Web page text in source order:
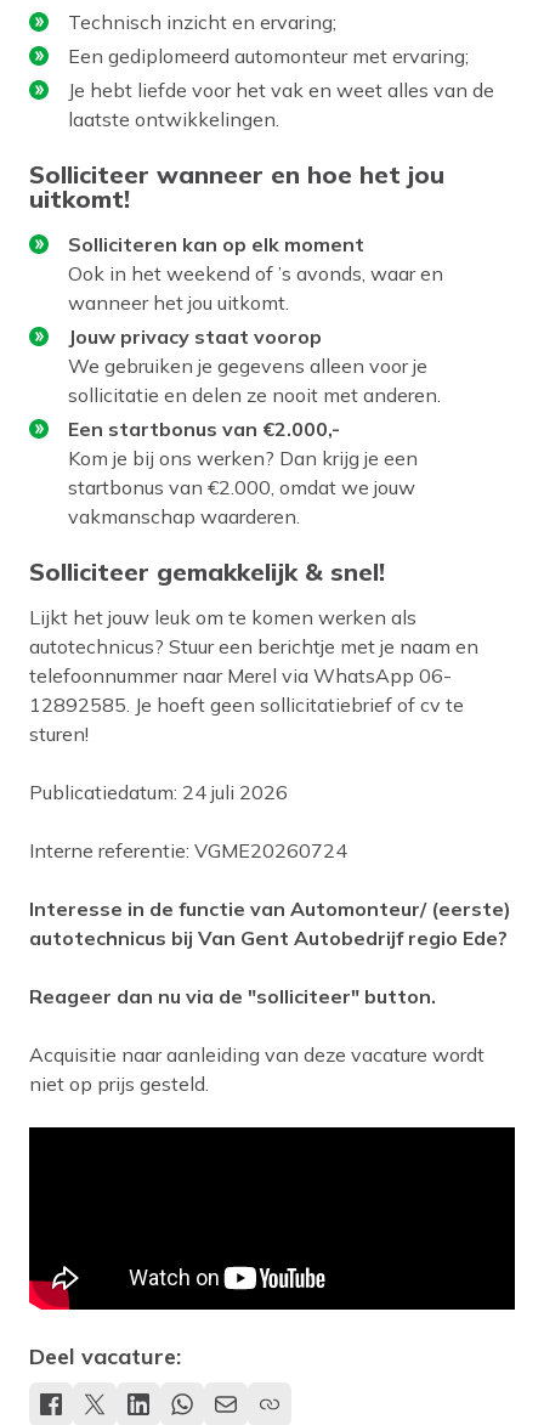
Technisch inzicht en ervaring;
Een gediplomeerd automonteur met ervaring;
Je hebt liefde voor het vak en weet alles van de
laatste ontwikkelingen.
Solliciteer wanneer en hoe het jou
uitkomt!
Solliciteren kan op elk moment
Ook in het weekend of ’s avonds, waar en
wanneer het jou uitkomt.
Jouw privacy staat voorop
We gebruiken je gegevens alleen voor je
sollicitatie en delen ze nooit met anderen.
Een startbonus van €2.000,-
Kom je bij ons werken? Dan krijg je een
startbonus van €2.000, omdat we jouw
vakmanschap waarderen.
Solliciteer gemakkelijk & snel!
Lijkt het jouw leuk om te komen werken als
autotechnicus? Stuur een berichtje met je naam en
telefoonnummer naar Merel via WhatsApp 06-
12892585. Je hoeft geen sollicitatiebrief of cv te
sturen!
Publicatiedatum: 24 juli 2026
Interne referentie: VGME20260724
Interesse in de functie van Automonteur/ (eerste)
autotechnicus bij Van Gent Autobedrijf regio Ede?
Reageer dan nu via de "solliciteer" button.
Acquisitie naar aanleiding van deze vacature wordt
niet op prijs gesteld.
Deel vacature: